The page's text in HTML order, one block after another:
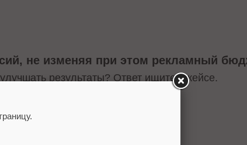
не изменяя при этом рекламный
результаты? Ответ ищите в кейсе.